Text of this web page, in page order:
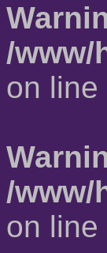
/www/
on line
/www/
on line